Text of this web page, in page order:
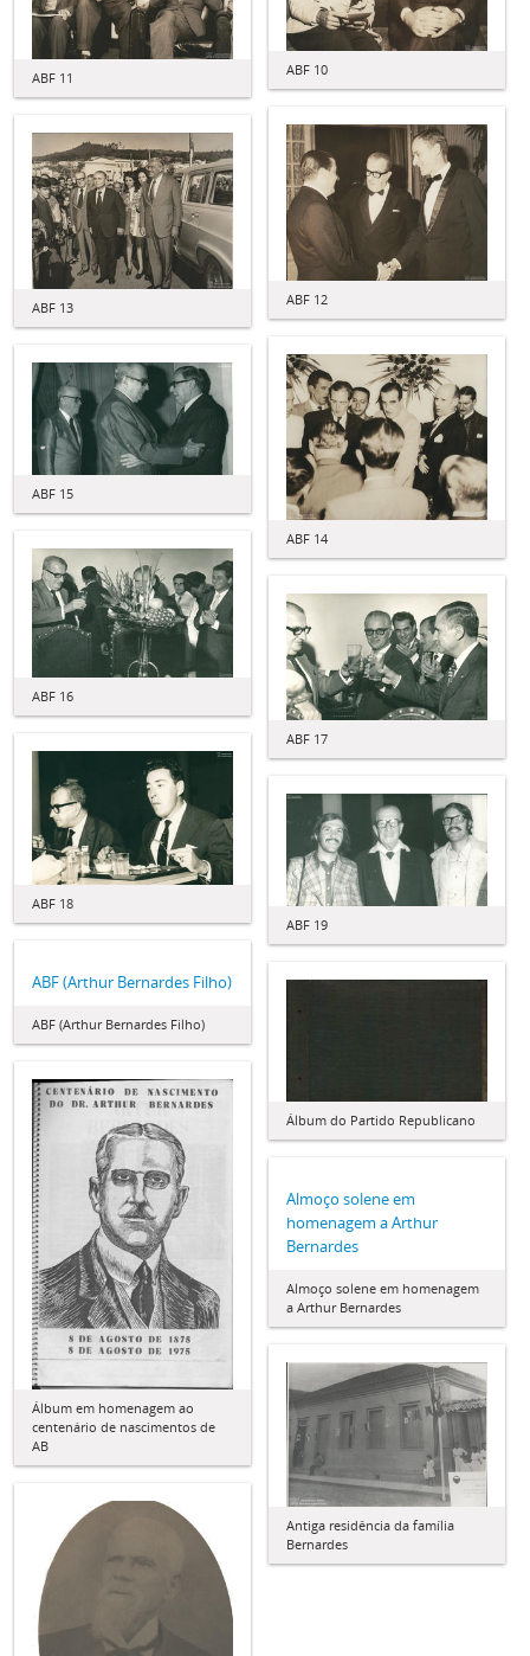
ABF 10
ABF 11
ABF 12
ABF 13
ABF 14
ABF 15
ABF 16
ABF 17
ABF 18
ABF 19
ABF (Arthur Bernardes Filho)
ABF (Arthur Bernardes Filho)
Álbum do Partido Republicano
Álbum em homenagem ao
centenário de nascimentos de
AB
Almoço solene em
homenagem a Arthur
Bernardes
Almoço solene em homenagem
a Arthur Bernardes
Antiga residência da família
Bernardes